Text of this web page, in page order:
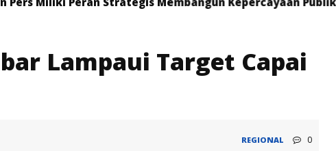
Lampaui Target Capai
REGIONAL 0